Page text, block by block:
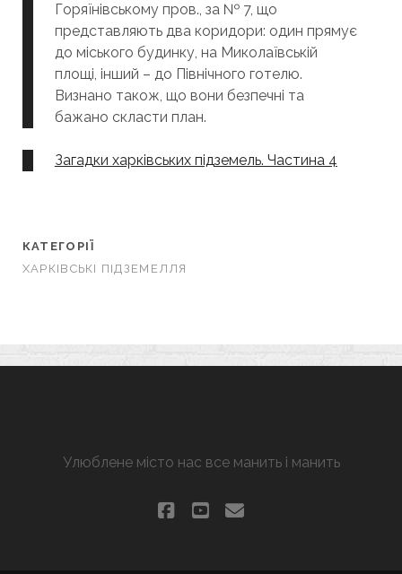
Горяїнівському пров., за № 7, що
представляють два коридори: один прямує
до міського будинку, на Миколаївській
площі, інший – до Північного готелю.
Визнано також, що вони безпечні та
бажано скласти план.
Загадки харківських підземель. Частина 4
КАТЕГОРІЇ
ХАРКІВСЬКІ ПІДЗЕМЕЛЛЯ
Улюблене місто нас все манить і манить
facebook
youtube
email